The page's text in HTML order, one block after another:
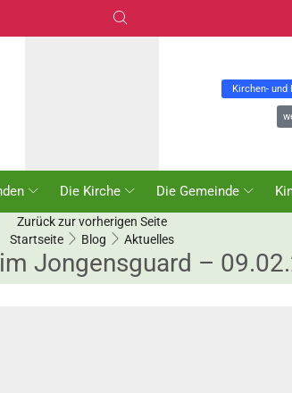
Kirchen- und
Die Kirche Die Gemeinde
Zurück zur vorherigen Seite
Startseite
Blog Aktuelles
Jongensguard –